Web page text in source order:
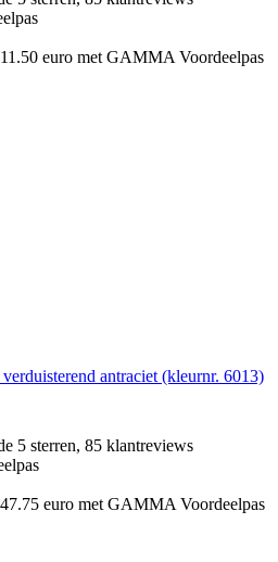
euro met GAMMA Voordeelpas
antraciet (kleurnr. 6013)
5 sterren, 85 klantreviews
euro met GAMMA Voordeelpas